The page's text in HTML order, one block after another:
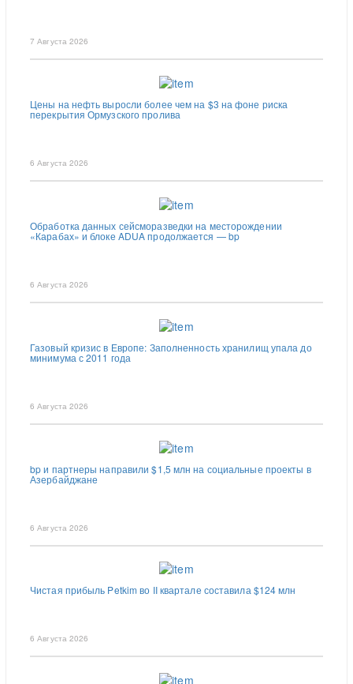
7 Августа 2026
Цены на нефть выросли более чем на $3 на фоне риска
перекрытия Ормузского пролива
6 Августа 2026
Обработка данных сейсморазведки на месторождении
«Карабах» и блоке ADUA продолжается — bp
6 Августа 2026
Газовый кризис в Европе: Заполненность хранилищ упала до
минимума с 2011 года
6 Августа 2026
bp и партнеры направили $1,5 млн на социальные проекты в
Азербайджане
6 Августа 2026
Чистая прибыль Petkim во II квартале составила $124 млн
6 Августа 2026